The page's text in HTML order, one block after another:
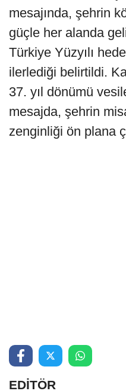
mesajında, şehrin
güçle her alanda
Türkiye Yüzyılı
ilerlediği belirtildi.
37. yıl dönümü
mesajda, şehrin
zenginliği ön plana
EDİTÖR